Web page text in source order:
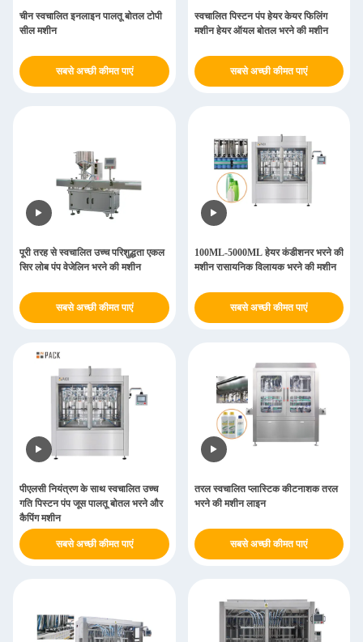
चीन स्वचालित इनलाइन पालतू बोतल टोपी
सील मशीन
सबसे अच्छी कीमत पाएं
स्वचालित पिस्टन पंप हेयर केयर फिलिंग
मशीन हेयर ऑयल बोतल भरने की मशीन
सबसे अच्छी कीमत पाएं
पूरी तरह से स्वचालित उच्च परिशुद्धता एकल
सिर लोब पंप वेजेलिन भरने की मशीन
सबसे अच्छी कीमत पाएं
100ML-5000ML हेयर कंडीशनर भरने की
मशीन रासायनिक विलायक भरने की मशीन
सबसे अच्छी कीमत पाएं
पीएलसी नियंत्रण के साथ स्वचालित उच्च
गति पिस्टन पंप जूस पालतू बोतल भरने और
कैपिंग मशीन
सबसे अच्छी कीमत पाएं
तरल स्वचालित प्लास्टिक कीटनाशक तरल
भरने की मशीन लाइन
सबसे अच्छी कीमत पाएं